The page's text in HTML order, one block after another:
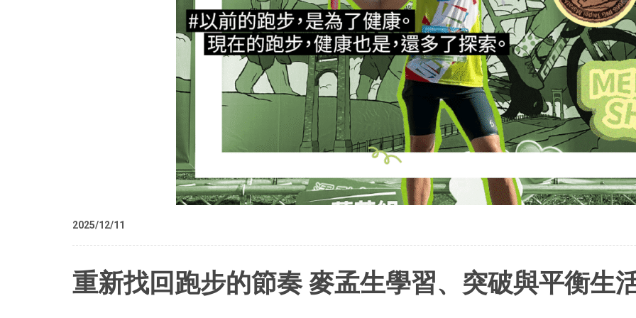
2025/12/11
重新找回跑步的節奏 麥孟生學習、突破與平衡生